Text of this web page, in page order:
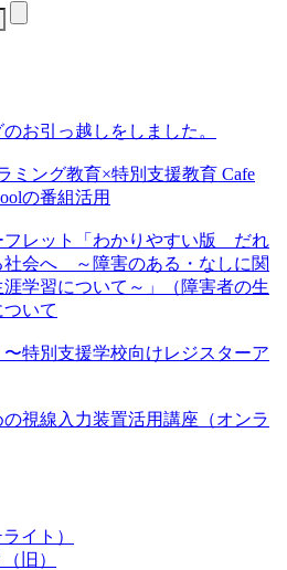
お引っ越しをしました。
ミング教育×特別支援教育 Cafe
の番組活用
フレット「わかりやすい版 だれ
社会へ ～障害のある・なしに関
学習について～」（障害者の生
いて
〜特別支援学校向けレジスターア
視線入力装置活用講座（オンラ
イト）
旧）